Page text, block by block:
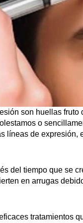
son huellas
o
líneas de expresión,
del tiempo que se
en arrugas
tratamientos